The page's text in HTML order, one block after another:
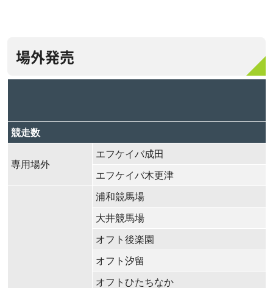
場外発売
競走数
専用場外
エフケイバ成田
エフケイバ木更津
浦和競馬場
大井競馬場
オフト後楽園
オフト汐留
オフトひたちなか